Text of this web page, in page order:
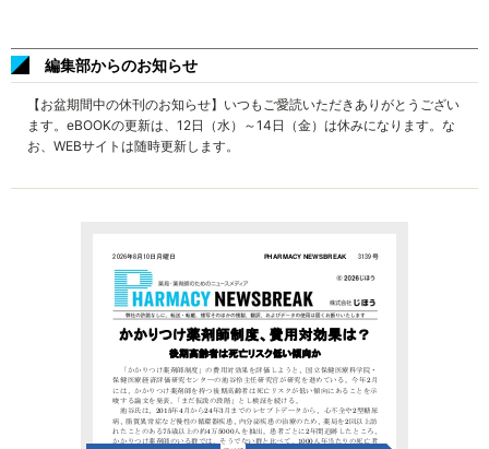
編集部からのお知らせ
【お盆期間中の休刊のお知らせ】いつもご愛読いただきありがとうござい
ます。eBOOKの更新は、12日（水）～14日（金）は休みになります。な
お、WEBサイトは随時更新します。